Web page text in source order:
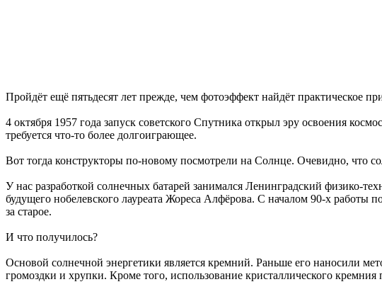
Пройдёт ещё пятьдесят лет прежде, чем фотоэффект найдёт практическое
4 октября 1957 года запуск советского Спутника открыл эру освоения
требуется что-то более долгоиграющее.
Вот тогда конструкторы по-новому посмотрели на Солнце. Очевидно, что
У нас разработкой солнечных батарей занимался Ленинградский физико-
будущего нобелевского лауреата Жореса Алфёрова. С началом 90-х работы
за старое.
И что получилось?
Основой солнечной энергетики является кремний. Раньше его наносили
громоздки и хрупки. Кроме того, использование кристаллического